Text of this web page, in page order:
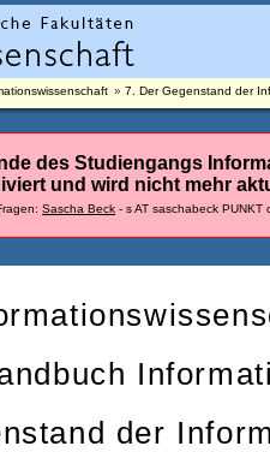
7. Der Gegenstand der
des Studiengangs
und wird nicht mehr
Sascha Beck - s AT saschabeck PUNKT
der